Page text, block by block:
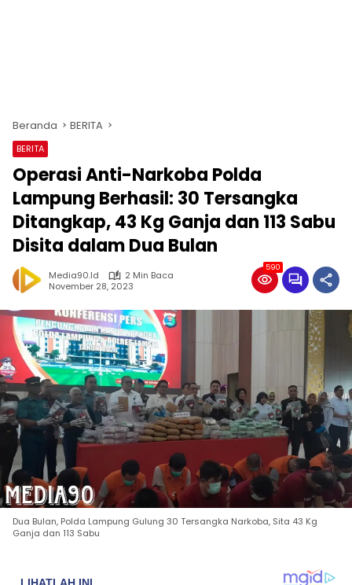
Beranda BERITA
BERITA
Operasi Anti-Narkoba Polda
Lampung Berhasil: 30 Tersangka
Ditangkap, 43 Kg Ganja dan 113 Sabu
Disita dalam Dua Bulan
Media90.id
2 Min Baca
November 28, 2023
590
Dua Bulan, Polda Lampung Gulung 30 Tersangka Narkoba, Sita 43 Kg
Ganja dan 113 Sabu